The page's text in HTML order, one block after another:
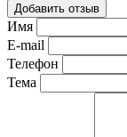
Добавить отзыв
Имя
E-mail
Телефон
Тема